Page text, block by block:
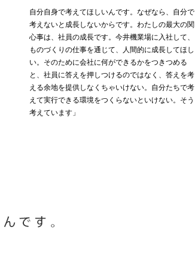
自分自身で考えてほしいんです。なぜなら、自分で
考えないと成長しないからです。わたしの最大の関
心事は、社員の成長です。今井機業場に入社して、
ものづくりの仕事を通じて、人間的に成長してほし
い。そのために会社に何ができるかをつきつめる
と、社員に答えを押しつけるのではなく、答えを考
える余地を提供しなくちゃいけない。自分たちで考
えて実行できる環境をつくらないといけない。そう
考えています」